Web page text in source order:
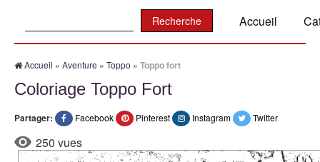
Accueil
Accueil » Aventure » Toppo » Toppo fort
Coloriage Toppo Fort
Partager: Facebook Pinterest Instagram Twitter
250 vues